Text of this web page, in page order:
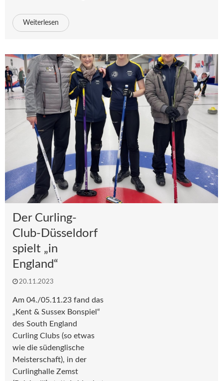
Weiterlesen
Der Curling-
Club-Düsseldorf
spielt „in
England“
20.11.2023
Am 04./05.11.23 fand das
„Kent & Sussex Bonspiel“
des South England
Curling Clubs (so etwas
wie die südenglische
Meisterschaft), in der
Curlinghalle Zemst